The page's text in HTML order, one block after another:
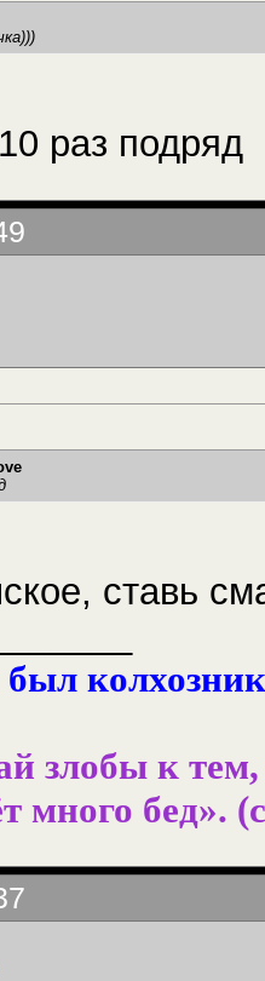
раз подряд
ставь
злобы к тем,
много бед».